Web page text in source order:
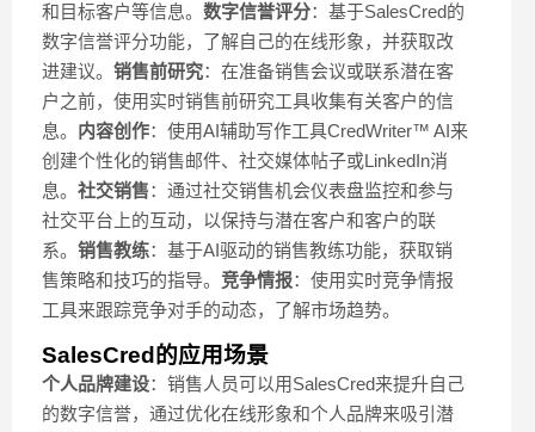
和目标客户等信息。 数字信誉评分：基于SalesCred的
数字信誉评分功能，了解自己的在线形象，并获取改
进建议。 销售前研究：在准备销售会议或联系潜在客
户之前，使用实时销售前研究工具收集有关客户的信
息。 内容创作：使用AI辅助写作工具CredWriter™ AI来
创建个性化的销售邮件、社交媒体帖子或LinkedIn消
息。 社交销售：通过社交销售机会仪表盘监控和参与
社交平台上的互动，以保持与潜在客户和客户的联
系。 销售教练：基于AI驱动的销售教练功能，获取销
售策略和技巧的指导。 竞争情报：使用实时竞争情报
工具来跟踪竞争对手的动态，了解市场趋势。
SalesCred的应用场景
个人品牌建设：销售人员可以用SalesCred来提升自己
的数字信誉，通过优化在线形象和个人品牌来吸引潜